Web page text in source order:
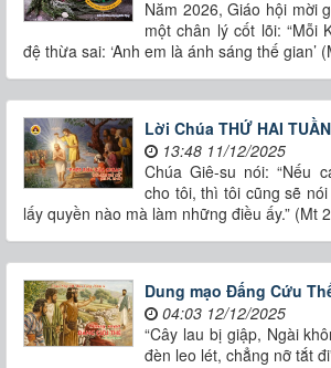
Năm 2026, Giáo hội mời
một chân lý cốt lõi: “Mỗi
đệ thừa sai: ‘Anh em là ánh sáng thế gian’
Lời Chúa THỨ HAI
13:48 11/12/2025
Chúa Giê-su nói: “Nếu
cho tôi, thì tôi cũng sẽ
lấy quyền nào mà làm những điều ấy.” (Mt
Dung mạo Đấng Cứu
04:03 12/12/2025
“Cây lau bị giập, Ngài
đèn leo lét, chẳng nỡ tắt